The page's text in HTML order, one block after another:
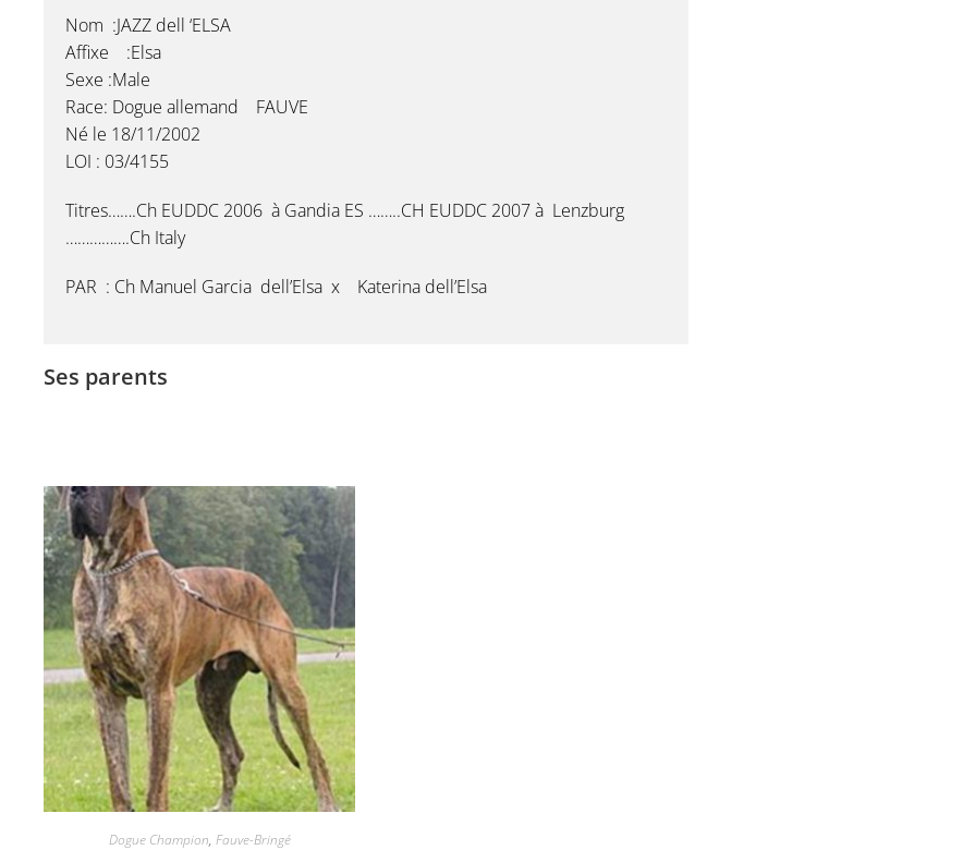
Nom :JAZZ dell ‘ELSA
Affixe :Elsa
Sexe :Male
Race: Dogue allemand FAUVE
Né le 18/11/2002
LOI : 03/4155
Titres…….Ch EUDDC 2006 à Gandia ES ……..CH EUDDC 2007 à Lenzburg
…………….Ch Italy
PAR : Ch Manuel Garcia dell’Elsa x Katerina dell’Elsa
Ses parents
Dogue Champion, Fauve-Bringé